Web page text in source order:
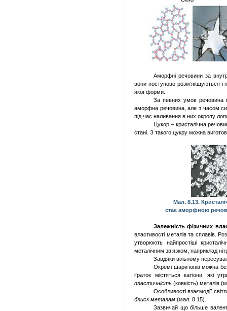
Аморфні речовини за
вони поступово розм’якшуються
якої форми.
За певних умов речовина
аморфна речовина, але з часом
під час наливання в них окропу
Цукор – кристалічна
стані.З такого цукру можна
Мал. 8.13.
стає аморфною
Залежність фізичних
властивості металів та сплавів.
утворюють найпростіші
металічним зв’язком, наприклад
Завдяки вільному
Окремі шари іонів можна
ґраток містяться катіони, які
пластичність (ковкість) металів
Особливості взаємодії
блиск металам (мал. 8.15).
Зазвичай що більше